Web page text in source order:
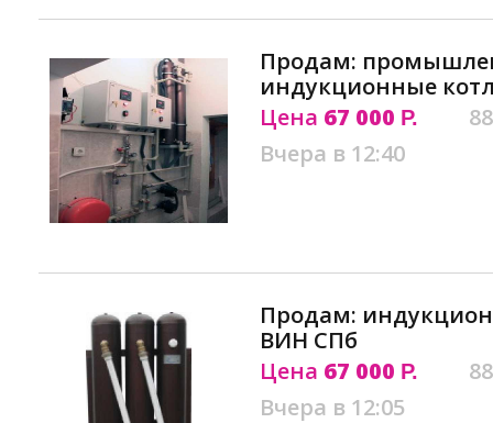
Продам:
индукционные
Цена 67 000 Р.
Вчера в 12:40
Продам:
ВИН СПб
Цена 67 000 Р.
Вчера в 12:05